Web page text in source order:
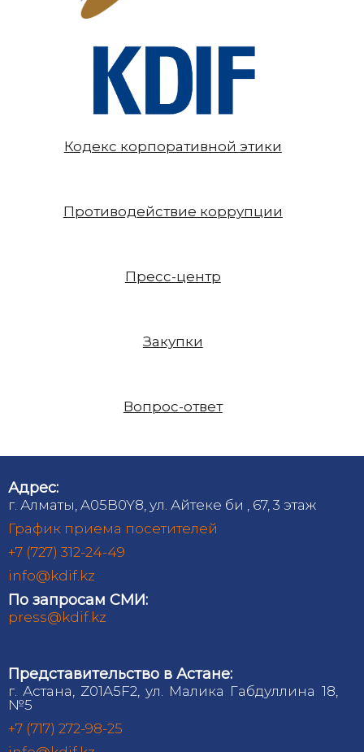
Кодекс корпоративной этики
Противодействие коррупции
Пресс-центр
Закупки
Вопрос-ответ
Адрес:
г. Алматы, A05B0Y8, ул. Айтеке би , 67, 3 этаж
График приема посетителей
+7 (727) 312-24-49
info@kdif.kz
По запросам СМИ:
press@kdif.kz
Представительство в Астане:
г. Астана, Z01A5F2, ул. Малика Габдуллина 18,
№5
+7 (717) 272-98-25